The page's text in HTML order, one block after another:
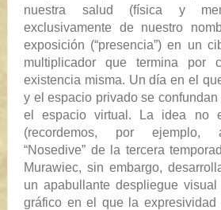
nuestra salud (física y
exclusivamente de nuestro
exposición (“presencia”) en un
multiplicador que termina por
existencia misma. Un día en el
y el espacio privado se
el espacio virtual. La idea no
(recordemos, por ejemplo,
“Nosedive” de la tercera
Murawiec, sin embargo,
un apabullante despliegue
gráfico en el que la expresividad